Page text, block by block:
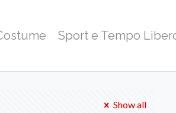
Sport e Tempo
Show all